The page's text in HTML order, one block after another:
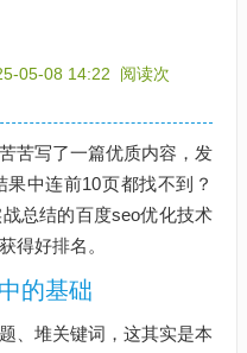
05-08 14:22
阅读次
苦写了一篇优质内容，发
中连前10页都找不到？
总结的百度seo优化技术
得好排名。
的基础
、堆关键词，这其实是本